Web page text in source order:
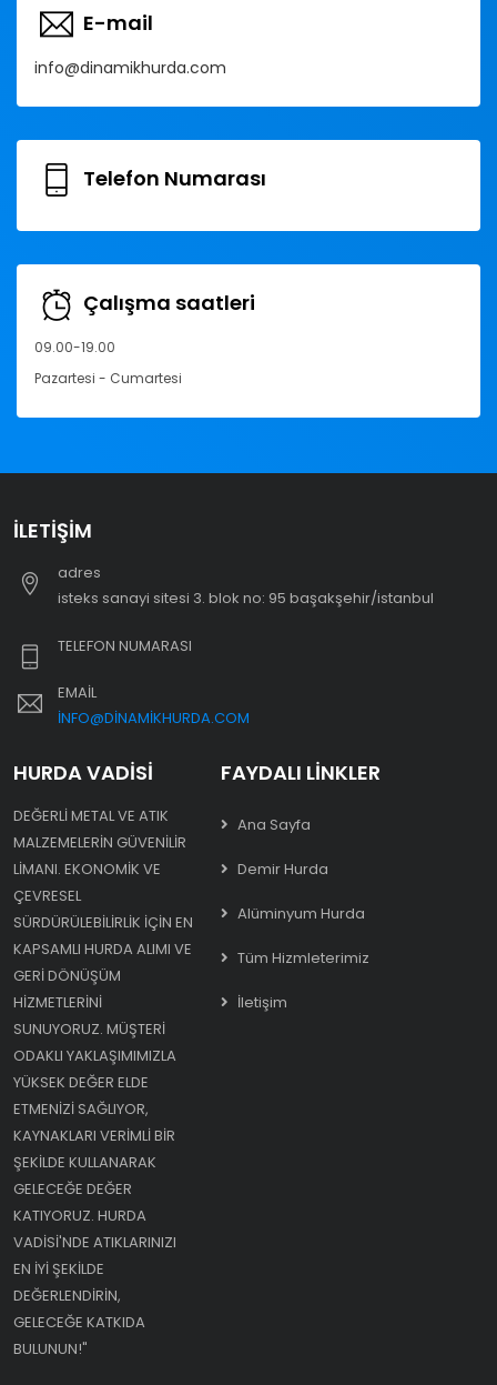
E-mail
info@dinamikhurda.com
Telefon Numarası
Çalışma saatleri
09.00-19.00
Pazartesi - Cumartesi
İLETIŞIM
adres
i̇steks sanayi sitesi 3. blok no: 95 başakşehir/i̇stanbul
TELEFON NUMARASI
EMAIL
INFO@DINAMIKHURDA.COM
HURDA VADISI
DEĞERLI METAL VE ATIK
MALZEMELERIN GÜVENILIR
LIMANI. EKONOMIK VE
ÇEVRESEL
SÜRDÜRÜLEBILIRLIK IÇIN EN
KAPSAMLI HURDA ALIMI VE
GERI DÖNÜŞÜM
HIZMETLERINI
SUNUYORUZ. MÜŞTERI
ODAKLI YAKLAŞIMIMIZLA
YÜKSEK DEĞER ELDE
ETMENIZI SAĞLIYOR,
KAYNAKLARI VERIMLI BIR
ŞEKILDE KULLANARAK
GELECEĞE DEĞER
KATIYORUZ. HURDA
VADISI'NDE ATIKLARINIZI
EN IYI ŞEKILDE
DEĞERLENDIRIN,
GELECEĞE KATKIDA
BULUNUN!"
FAYDALI LINKLER
Ana Sayfa
Demir Hurda
Alüminyum Hurda
Tüm Hizmleterimiz
İletişim